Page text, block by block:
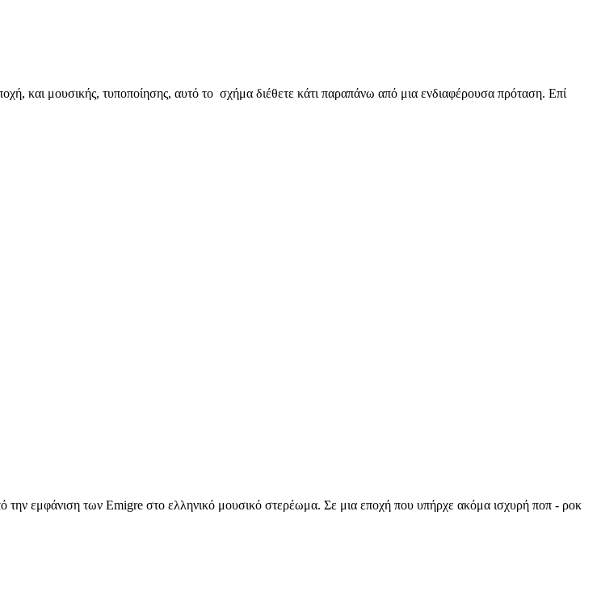
και μουσικής, τυποποίησης, αυτό το σχήμα διέθετε κάτι παραπάνω από μια ενδιαφέρουσα πρόταση. Επί
την εμφάνιση των Emigre στο ελληνικό μουσικό στερέωμα. Σε μια εποχή που υπήρχε ακόμα ισχυρή ποπ - ροκ